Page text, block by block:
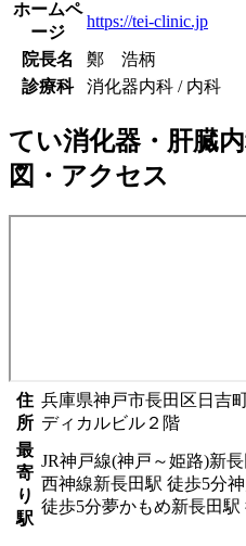
ホームペ
ージ
https://tei-clinic.jp
院長名
鄭 浩柄
診療科
消化器内科 / 内科
てい消化器・肝臓
図・アクセス
住
所
兵庫県神戸市長田区日吉
ディカルビル２階
最
寄
り
駅
JR神戸線(神戸～姫路)新
西神線新長田駅 徒歩5分
徒歩5分夢かもめ新長田駅